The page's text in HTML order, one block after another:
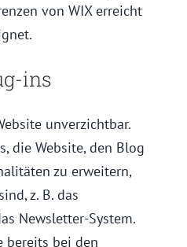
von WIX erreicht
ins
unverzichtbar.
die Website, den Blog
zu erweitern,
z. B. das
Newsletter-System.
bereits bei den